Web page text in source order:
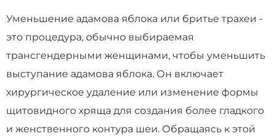
Уменьшение адамова яблока или бритье трахеи -
это процедура, обычно выбираемая
трансгендерными женщинами, чтобы уменьшить
выступание адамова яблока. Он включает
хирургическое удаление или изменение формы
щитовидного хряща для создания более гладкого
и женственного контура шеи. Обращаясь к этой